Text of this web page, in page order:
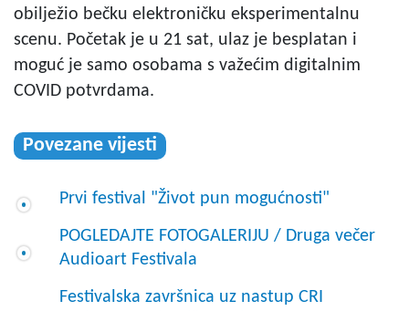
obilježio bečku elektroničku eksperimentalnu
scenu. Početak je u 21 sat, ulaz je besplatan i
moguć je samo osobama s važećim digitalnim
COVID potvrdama.
Povezane vijesti
Prvi festival "Život pun mogućnosti"
POGLEDAJTE FOTOGALERIJU / Druga večer
Audioart Festivala
Festivalska završnica uz nastup CRI